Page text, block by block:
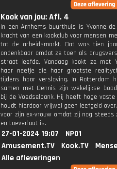
Kook van jou: Afl. 4
In een Arnhems buurthuis is Yvonne
kracht van een kookclub voor mensen
tot de arbeidsmarkt. Dat was tien
ondenkbaar omdat ze toen als
straat leefde. Vandaag kookt ze met
haar neefje die haar grootste
tijdens haar verslaving. In Rotterdam
samen met Dennis zijn wekelijkse
bij de Voedselbank. Hij heeft hoge
houdt hierdoor vrijwel geen leefgeld
voor zijn ex-vrouw omdat zij nog steeds
en toeverlaat is.
27-01-2024 19:07
NPO1
Amusement.TV
Kook.TV
Alle afleveringen